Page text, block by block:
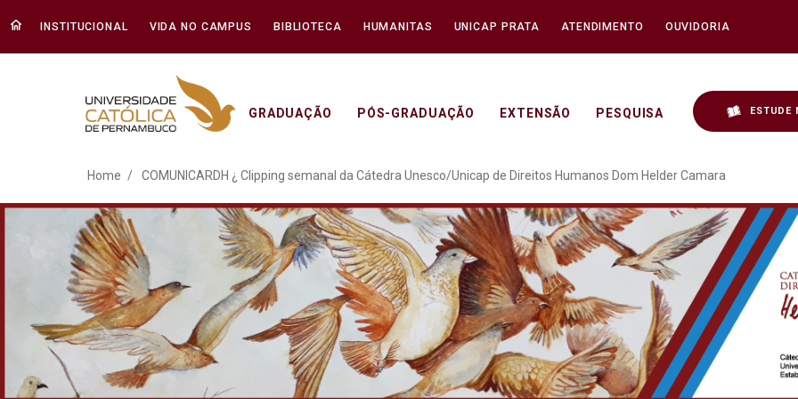
INSTITUCIONAL VIDA NO CAMPUS BIBLIOTECA HUMANITAS UNICAP PRATA ATENDIMENTO OUVIDORIA
GRADUAÇÃO PÓS-GRADUAÇÃO EXTENSÃO PESQUISA ESTUDE
COMUNICARDH ¿ Clipping semanal da
Home COMUNICARDH ¿ Clipping semanal da Cátedra Unesco/Unicap de Direitos Humanos Dom Helder Camara